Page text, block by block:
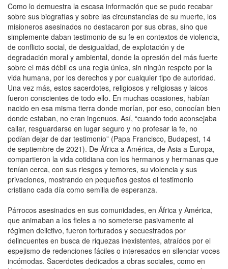
Como lo demuestra la escasa información que se pudo recabar
sobre sus biografías y sobre las circunstancias de su muerte, los
misioneros asesinados no destacaron por sus obras, sino que
simplemente daban testimonio de su fe en contextos de violencia,
de conflicto social, de desigualdad, de explotación y de
degradación moral y ambiental, donde la opresión del más fuerte
sobre el más débil es una regla única, sin ningún respeto por la
vida humana, por los derechos y por cualquier tipo de autoridad.
Una vez más, estos sacerdotes, religiosos y religiosas y laicos
fueron conscientes de todo ello. En muchas ocasiones, habían
nacido en esa misma tierra donde morían, por eso, conocían bien
donde estaban, no eran ingenuos. Así, “cuando todo aconsejaba
callar, resguardarse en lugar seguro y no profesar la fe, no
podían dejar de dar testimonio” (Papa Francisco, Budapest, 14
de septiembre de 2021). De África a América, de Asia a Europa,
compartieron la vida cotidiana con los hermanos y hermanas que
tenían cerca, con sus riesgos y temores, su violencia y sus
privaciones, mostrando en pequeños gestos el testimonio
cristiano cada día como semilla de esperanza.
Párrocos asesinados en sus comunidades, en África y América,
que animaban a los fieles a no someterse pasivamente al
régimen delictivo, fueron torturados y secuestrados por
delincuentes en busca de riquezas inexistentes, atraídos por el
espejismo de redenciones fáciles o interesados en silenciar voces
incómodas. Sacerdotes dedicados a obras sociales, como en